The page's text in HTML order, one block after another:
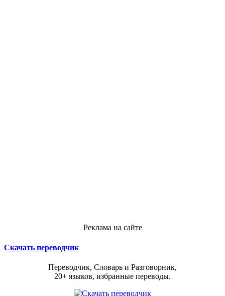
Реклама на сайте
Скачать переводчик
Переводчик, Словарь и Разговорник,
20+ языков, избранные переводы.